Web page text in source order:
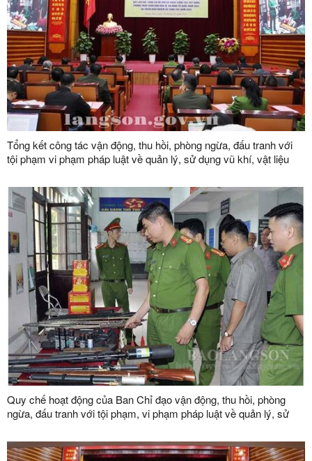
Tổng kết công tác vận động, thu hồi, phòng ngừa, đấu tranh với
tội phạm vi phạm pháp luật về quản lý, sử dụng vũ khí, vật liệu
dân bảo vệ an ninh Tổ quốc năm 2024; triển khai nhiệm vụ công
tác năm 2025
Quy chế hoạt động của Ban Chỉ đạo vận động, thu hồi, phòng
ngừa, đấu tranh với tội phạm, vi phạm pháp luật về quản lý, sử